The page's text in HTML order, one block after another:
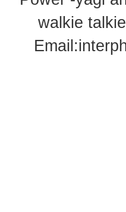
walkie talkie
Email: